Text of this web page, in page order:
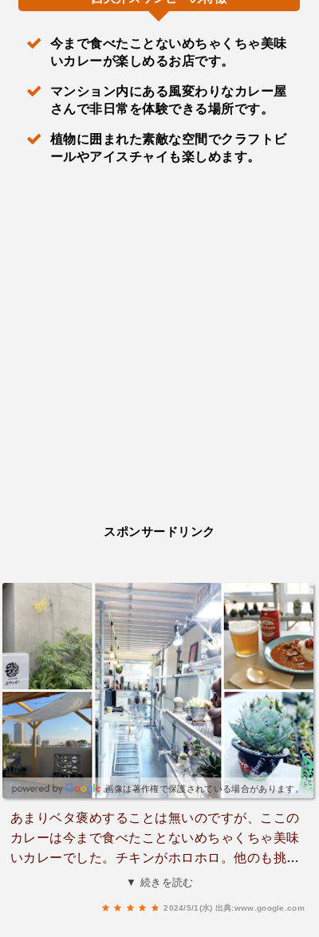
今まで食べたことないめちゃくちゃ美味
いカレーが楽しめるお店です。
マンション内にある風変わりなカレー屋
さんで非日常を体験できる場所です。
植物に囲まれた素敵な空間でクラフトビ
ールやアイスチャイも楽しめます。
スポンサードリンク
画像は著作権で保護されている場合があります。
あまりベタ褒めすることは無いのですが、ここの
カレーは今まで食べたことないめちゃくちゃ美味
いカレーでした。チキンがホロホロ。他のも挑戦
してみたいですが今回はチキンカレーなのかな。
▼ 続きを読む
2024/5/1(水) 出典:www.google.com